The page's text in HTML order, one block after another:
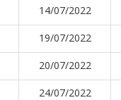
14/07/2022
19/07/2022
20/07/2022
24/07/2022